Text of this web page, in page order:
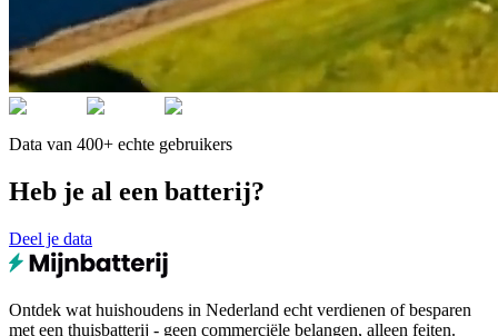
Data van 400+ echte gebruikers
Heb je al een batterij?
Deel je data
Ontdek wat huishoudens in Nederland echt verdienen of besparen
met een thuisbatterij - geen commerciële belangen, alleen feiten.